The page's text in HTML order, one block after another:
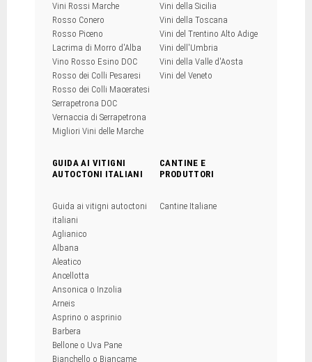
Vini Rossi Marche
Rosso Conero
Rosso Piceno
Lacrima di Morro d'Alba
Vino Rosso Esino DOC
Rosso dei Colli Pesaresi
Rosso dei Colli Maceratesi
Serrapetrona DOC
Vernaccia di Serrapetrona
Migliori Vini delle Marche
Vini della Sicilia
Vini della Toscana
Vini del Trentino Alto Adige
Vini dell'Umbria
Vini della Valle d'Aosta
Vini del Veneto
GUIDA AI VITIGNI
AUTOCTONI ITALIANI
Guida ai vitigni autoctoni
italiani
Aglianico
Albana
Aleatico
Ancellotta
Ansonica o Inzolia
Arneis
Asprino o asprinio
Barbera
Bellone o Uva Pane
Bianchello o Biancame
CANTINE E
PRODUTTORI
Cantine Italiane